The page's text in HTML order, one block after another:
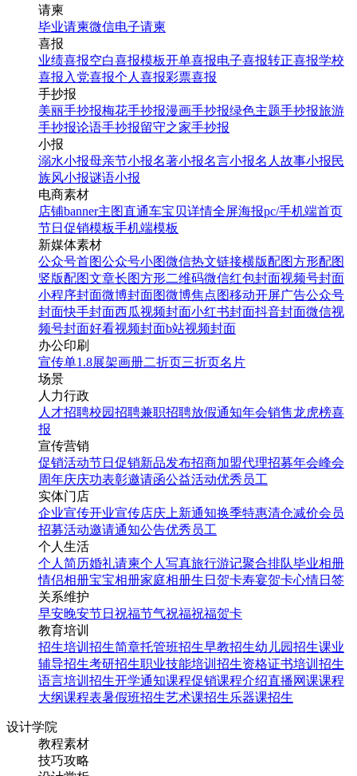
请柬
毕业请柬微信电子请柬
喜报
业绩喜报空白喜报模板开单喜报电子喜报转正喜报学校
喜报 入党喜报个人喜报彩票喜报
手抄报
美丽手抄报梅花手抄报漫画手抄报绿色主题手抄报旅游
手抄报论语手抄报留守之家手抄报
小报
溺水小报母亲节小报名著小报名言小报名人故事小报民
族风小报谜语小报
电商素材
店铺banner主图直通车宝贝详情全屏海报pc/手机端首页
节日促销模板手机端模板
新媒体素材
公众号首图公众号小图微信热文链接横版配图方形配图
竖版配图文章长图方形二维码微信红包封面视频号封面
小程序封面微博封面图微博焦点图移动开屏广告公众号
封面快手封面西瓜视频封面小红书封面抖音封面微信视
频号封面好看视频封面b站视频封面
办公印刷
宣传单1.8展架画册二折页三折页名片
场景
人力行政
人才招聘校园招聘兼职招聘放假通知年会销售龙虎榜喜
报
宣传营销
促销活动节日促销新品发布招商加盟代理招募年会峰会
周年庆庆功表彰邀请函公益活动优秀员工
实体门店
企业宣传开业宣传店庆 上新通知换季特惠清仓减价会员
招募活动邀请通知公告优秀员工
个人生活
个人简历婚礼请柬个人写真旅行游记聚合排队毕业相册
情侣相册宝宝相册家庭相册生日贺卡寿宴贺卡心情日签
关系维护
早安晚安节日祝福节气祝福祝福贺卡
教育培训
招生培训 招生简章托管班招生早教招生幼儿园招生课业
辅导招生考研招生职业技能培训招生资格证书培训招生
语言培训招生开学通知课程促销课程介绍直播网课课程
大纲课程表暑假班招生艺术课招生乐器课招生
设计学院
教程素材
技巧攻略